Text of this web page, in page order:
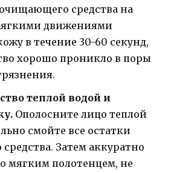
средства на
движениями
в течение 30-60 секунд,
хорошо проникло в поры
теплой водой и
Ополосните лицо теплой
смойте все остатки
Затем аккуратно
мягким полотенцем, не